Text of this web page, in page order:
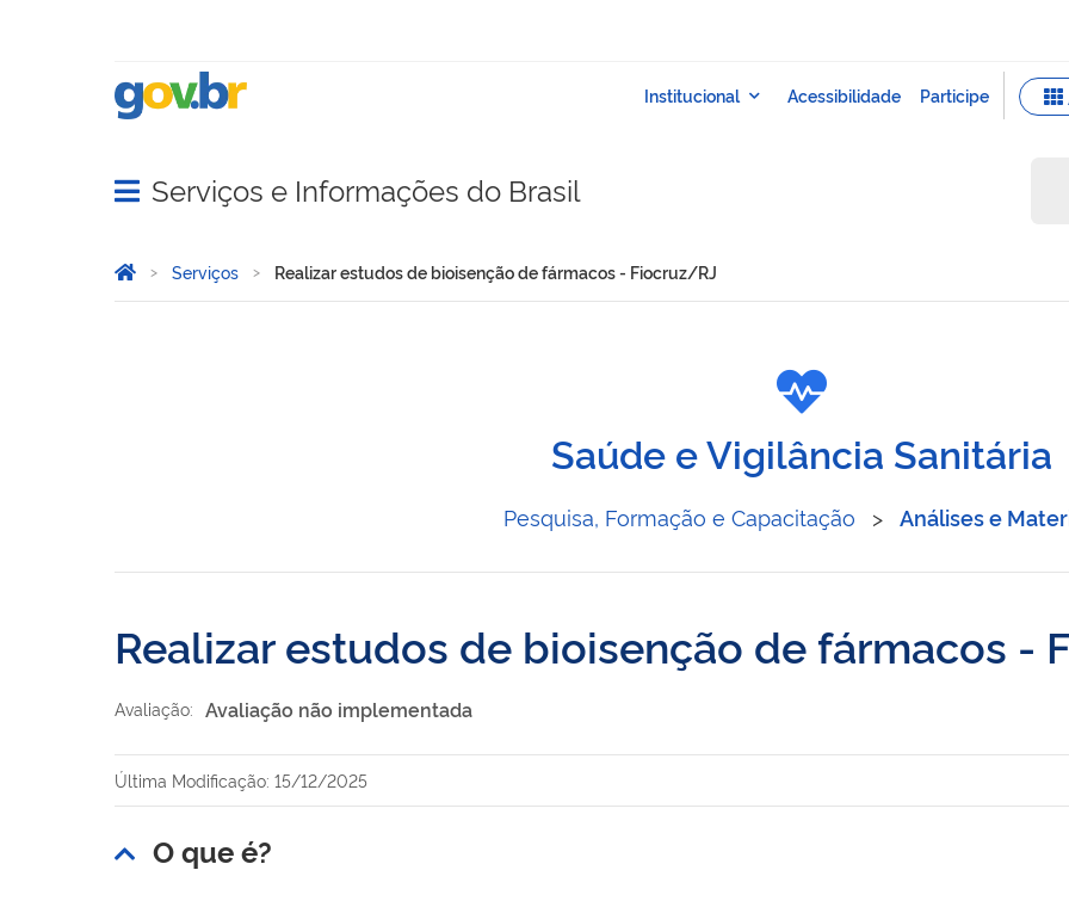
Abrir menu principal de navegação
Serviços e Informações do Brasil
Você está aqui:
Página Inicial
Serviços Realizar estudos de bioisenção de fármacos - Fiocruz/RJ
Saúde e Vigilância Sanitária
Pesquisa, Formação e Capacitação > Análises e
Realizar estudos de bioisenção de fármacos -
Avaliação: Avaliação não implementada
Última Modificação: 15/12/2025
O que é?